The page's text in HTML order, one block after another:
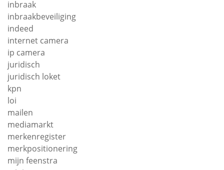
inbraak
inbraakbeveiliging
indeed
internet camera
ip camera
juridisch
juridisch loket
kpn
loi
mailen
mediamarkt
merkenregister
merkpositionering
mijn feenstra